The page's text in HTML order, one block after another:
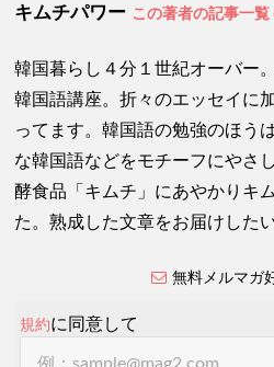
キムチパワー この著者の記事一覧
韓国暮らし４分１世紀オーバー
韓国語講座。折々のエッセイに
ってます。韓国語の勉強のほう
な韓国語などをモチーフにやさ
酵食品「キムチ」にあやかりキ
た。熟成した文章をお届けした
無料メルマガ
規約に同意して